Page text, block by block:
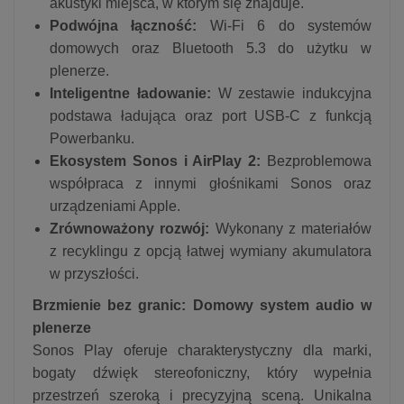
Podwójna łączność: Wi-Fi 6 do systemów
domowych oraz Bluetooth 5.3 do użytku w
plenerze.
Inteligentne ładowanie: W zestawie indukcyjna
podstawa ładująca oraz port USB-C z funkcją
Powerbanku.
Ekosystem Sonos i AirPlay 2: Bezproblemowa
współpraca z innymi głośnikami Sonos oraz
urządzeniami Apple.
Zrównoważony rozwój: Wykonany z materiałów
z recyklingu z opcją łatwej wymiany akumulatora
w przyszłości.
Brzmienie bez granic: Domowy system audio w
plenerze
Sonos Play oferuje charakterystyczny dla marki,
bogaty dźwięk stereofoniczny, który wypełnia
przestrzeń szeroką i precyzyjną sceną. Unikalna